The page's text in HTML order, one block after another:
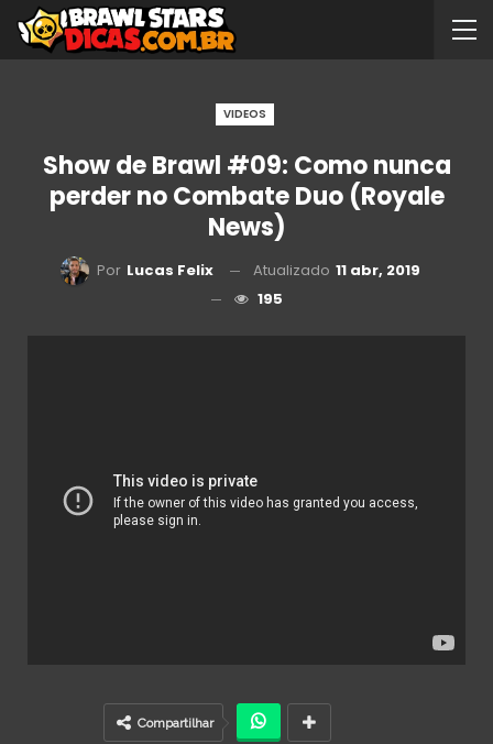
VIDEOS
Show de Brawl #09: Como nunca
perder no Combate Duo (Royale
News)
Por Lucas Felix Atualizado 11 abr, 2019
195
Compartilhar